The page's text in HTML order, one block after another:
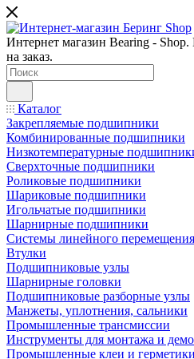
Интернет магазин Bearing -
на заказ.
Каталог
Закрепляемые подшипники
Комбинированные подшипники
Низкотемпературные
Сверхточные подшипники
Роликовые подшипники
Шариковые подшипники
Игольчатые подшипники
Шарнирные подшипники
Системы линейного перемещения
Втулки
Подшипниковые узлы
Шарнирные головки
Подшипниковые разборные узлы
Манжеты, уплотнения, сальники
Промышленные трансмиссии
Инструменты для монтажа и
Промышленные клеи и